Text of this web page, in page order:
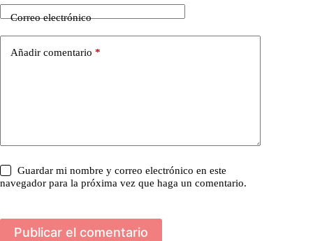
Correo electrónico
Añadir comentario *
Guardar mi nombre y correo electrónico en este
navegador para la próxima vez que haga un comentario.
Publicar el comentario